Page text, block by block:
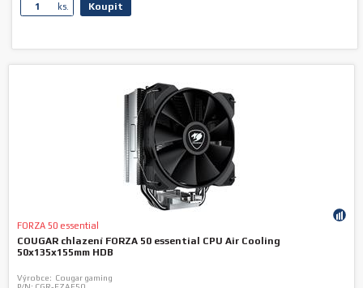
ks. Koupit
FORZA 50 essential
COUGAR chlazení FORZA 50 essential CPU Air Cooling
50x135x155mm HDB
Výrobce: Cougar gaming